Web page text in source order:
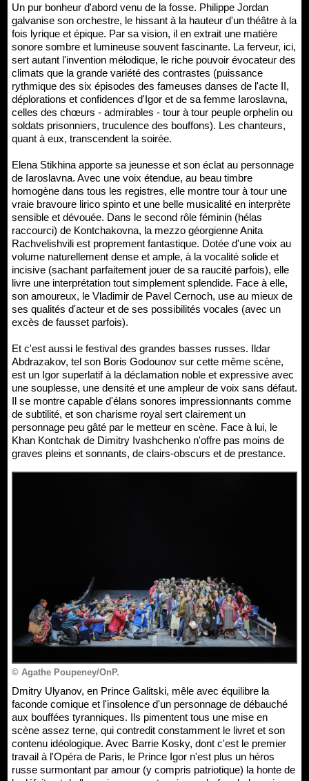
Un pur bonheur d'abord venu de la fosse. Philippe Jordan
galvanise son orchestre, le hissant à la hauteur d'un théâtre à la
fois lyrique et épique. Par sa vision, il en extrait une matière
sonore sombre et lumineuse souvent fascinante. La ferveur, ici,
sert autant l'invention mélodique, le riche pouvoir évocateur des
climats que la grande variété des contrastes (puissance
rythmique des six épisodes des fameuses danses de l'acte II,
déplorations et confidences d'Igor et de sa femme Iaroslavna,
celles des chœurs - admirables - tour à tour peuple orphelin ou
soldats prisonniers, truculence des bouffons). Les chanteurs,
quant à eux, transcendent la soirée.
Elena Stikhina apporte sa jeunesse et son éclat au personnage
de Iaroslavna. Avec une voix étendue, au beau timbre
homogène dans tous les registres, elle montre tour à tour une
vraie bravoure lirico spinto et une belle musicalité en interprète
sensible et dévouée. Dans le second rôle féminin (hélas
raccourci) de Kontchakovna, la mezzo géorgienne Anita
Rachvelishvili est proprement fantastique. Dotée d'une voix au
volume naturellement dense et ample, à la vocalité solide et
incisive (sachant parfaitement jouer de sa raucité parfois), elle
livre une interprétation tout simplement splendide. Face à elle,
son amoureux, le Vladimir de Pavel Cernoch, use au mieux de
ses qualités d'acteur et de ses possibilités vocales (avec un
excès de fausset parfois).
Et c'est aussi le festival des grandes basses russes. Ildar
Abdrazakov, tel son Boris Godounov sur cette même scène,
est un Igor superlatif à la déclamation noble et expressive avec
une souplesse, une densité et une ampleur de voix sans défaut.
Il se montre capable d'élans sonores impressionnants comme
de subtilité, et son charisme royal sert clairement un
personnage peu gâté par le metteur en scène. Face à lui, le
Khan Kontchak de Dimitry Ivashchenko n'offre pas moins de
graves pleins et sonnants, de clairs-obscurs et de prestance.
© Agathe Poupeney/OnP.
Dmitry Ulyanov, en Prince Galitski, mêle avec équilibre la
faconde comique et l'insolence d'un personnage de débauché
aux bouffées tyranniques. Ils pimentent tous une mise en
scène assez terne, qui contredit constamment le livret et son
contenu idéologique. Avec Barrie Kosky, dont c'est le premier
travail à l'Opéra de Paris, le Prince Igor n'est plus un héros
russe surmontant par amour (y compris patriotique) la honte de